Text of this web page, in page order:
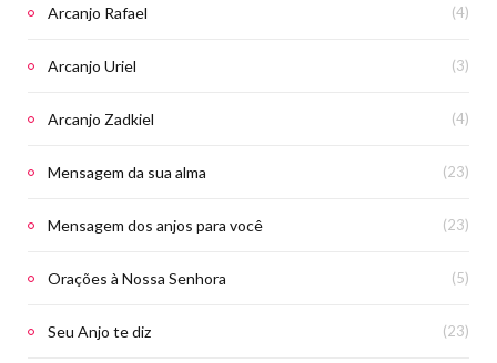
Arcanjo Rafael (4)
Arcanjo Uriel (3)
Arcanjo Zadkiel (4)
Mensagem da sua alma (23)
Mensagem dos anjos para você (23)
Orações à Nossa Senhora (5)
Seu Anjo te diz (23)